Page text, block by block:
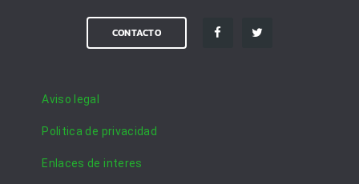
CONTACTO
Aviso legal
Politica de privacidad
Enlaces de interes